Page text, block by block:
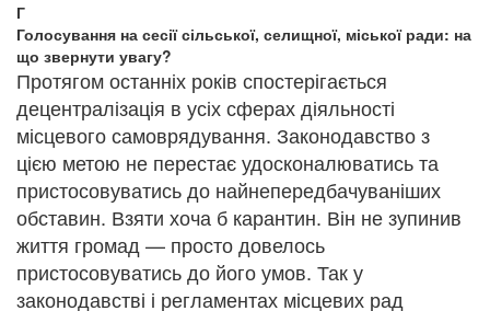
Г
Голосування на сесії сільської, селищної, міської ради: на
що звернути увагу?
Протягом останніх років спостерігається
децентралізація в усіх сферах діяльності
місцевого самоврядування. Законодавство з
цією метою не перестає удосконалюватись та
пристосовуватись до найнепередбачуваніших
обставин. Взяти хоча б карантин. Він не зупинив
життя громад — просто довелось
пристосовуватись до його умов. Так у
законодавстві і регламентах місцевих рад